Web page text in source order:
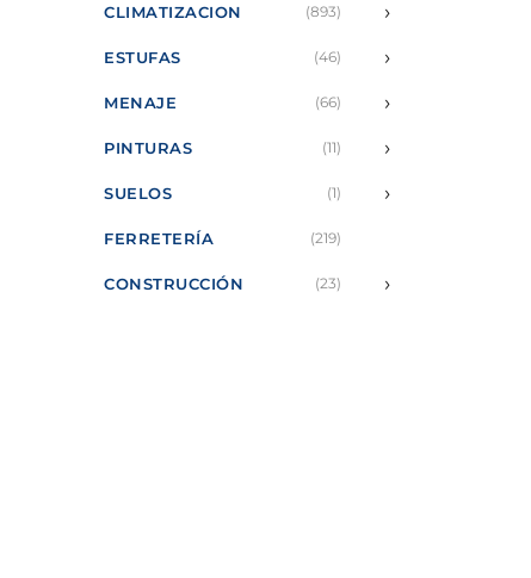
CLIMATIZACION (893) ›
ESTUFAS (46) ›
MENAJE (66) ›
PINTURAS (11) ›
SUELOS (1) ›
FERRETERÍA (219)
CONSTRUCCIÓN (23) ›